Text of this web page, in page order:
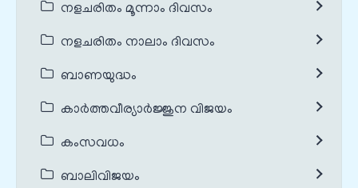
നളചരിതം മൂന്നാം ദിവസം
നളചരിതം നാലാം ദിവസം
ബാണയുദ്ധം
കാർത്തവീര്യാർജ്ജുന വിജയം
കംസവധം
ബാലിവിജയം